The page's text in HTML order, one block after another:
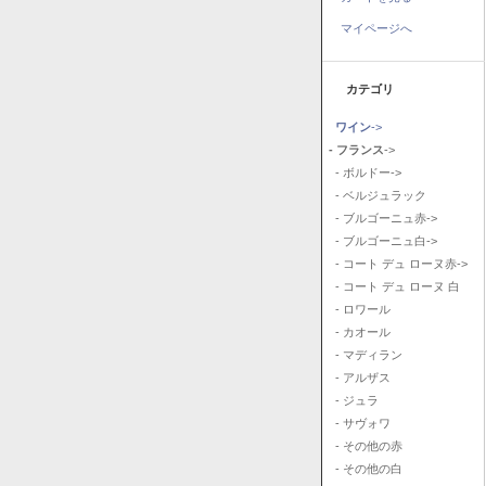
マイページへ
カテゴリ
ワイン->
- フランス->
- ボルドー->
- ベルジュラック
- ブルゴーニュ赤->
- ブルゴーニュ白->
- コート デュ ローヌ赤->
- コート デュ ローヌ 白
- ロワール
- カオール
- マディラン
- アルザス
- ジュラ
- サヴォワ
- その他の赤
- その他の白